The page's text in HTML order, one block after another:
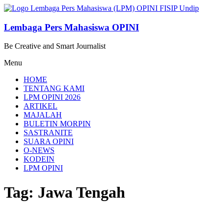
Lompat
konten
Lembaga Pers Mahasiswa OPINI
Be Creative and Smart Journalist
Menu
HOME
TENTANG KAMI
LPM OPINI 2026
ARTIKEL
MAJALAH
BULETIN MORPIN
SASTRANITE
SUARA OPINI
O-NEWS
KODEIN
LPM OPINI
Tag: Jawa Tengah